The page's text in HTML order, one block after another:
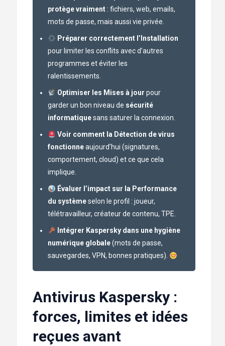
protège vraiment : fichiers, web, emails,
mots de passe, mais aussi vie privée.
Préparer correctement l’Installation
pour limiter les conflits avec d’autres
programmes et éviter les
ralentissements.
Optimiser les Mises à jour pour
garder un bon niveau de sécurité
informatiquesans saturer la connexion.
Voir comment la Détection de virus
fonctionneaujourd’hui (signatures,
comportement, cloud) et ce que cela
implique.
Évaluer l’impact sur la Performance
du systèmeselon le profil : joueur,
télétravailleur, créateur de contenu, TPE.
Intégrer Kaspersky dans une hygiène
numérique globale(mots de passe,
sauvegardes, VPN, bonnes pratiques).
Antivirus Kaspersky :
forces, limites et idées
reçues avant